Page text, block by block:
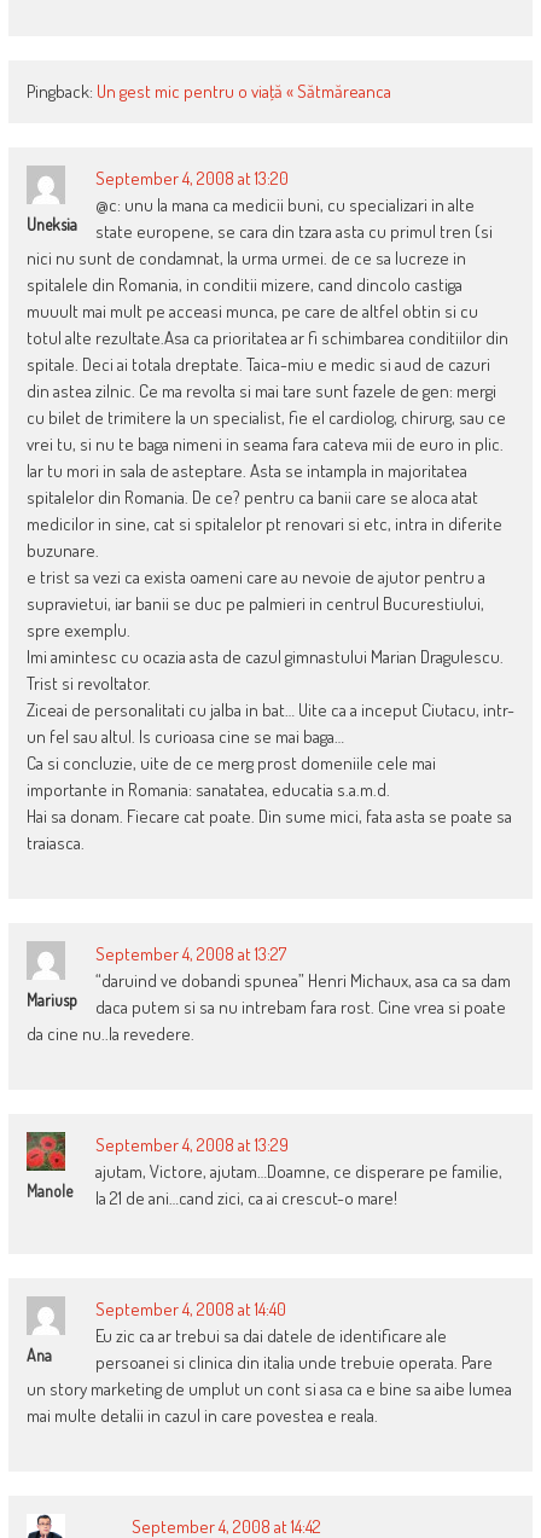
Pingback: Un gest mic pentru o viaţă « Sătmăreanca
Uneksia
September 4, 2008 at 13:20
@c: unu la mana ca medicii buni, cu specializari in alte
state europene, se cara din tzara asta cu primul tren (si
nici nu sunt de condamnat, la urma urmei. de ce sa lucreze in
spitalele din Romania, in conditii mizere, cand dincolo castiga
muuult mai mult pe acceasi munca, pe care de altfel obtin si cu
totul alte rezultate.Asa ca prioritatea ar fi schimbarea conditiilor din
spitale. Deci ai totala dreptate. Taica-miu e medic si aud de cazuri
din astea zilnic. Ce ma revolta si mai tare sunt fazele de gen: mergi
cu bilet de trimitere la un specialist, fie el cardiolog, chirurg, sau ce
vrei tu, si nu te baga nimeni in seama fara cateva mii de euro in plic.
Iar tu mori in sala de asteptare. Asta se intampla in majoritatea
spitalelor din Romania. De ce? pentru ca banii care se aloca atat
medicilor in sine, cat si spitalelor pt renovari si etc, intra in diferite
buzunare.
e trist sa vezi ca exista oameni care au nevoie de ajutor pentru a
supravietui, iar banii se duc pe palmieri in centrul Bucurestiului,
spre exemplu.
Imi amintesc cu ocazia asta de cazul gimnastului Marian Dragulescu.
Trist si revoltator.
Ziceai de personalitati cu jalba in bat… Uite ca a inceput Ciutacu, intr-
un fel sau altul. Is curioasa cine se mai baga…
Ca si concluzie, uite de ce merg prost domeniile cele mai
importante in Romania: sanatatea, educatia s.a.m.d.
Hai sa donam. Fiecare cat poate. Din sume mici, fata asta se poate sa
traiasca.
Mariusp
September 4, 2008 at 13:27
“daruind ve dobandi spunea” Henri Michaux, asa ca sa dam
daca putem si sa nu intrebam fara rost. Cine vrea si poate
da cine nu..la revedere.
Manole
September 4, 2008 at 13:29
ajutam, Victore, ajutam…Doamne, ce disperare pe familie,
la 21 de ani…cand zici, ca ai crescut-o mare!
Ana
September 4, 2008 at 14:40
Eu zic ca ar trebui sa dai datele de identificare ale
persoanei si clinica din italia unde trebuie operata. Pare
un story marketing de umplut un cont si asa ca e bine sa aibe lumea
mai multe detalii in cazul in care povestea e reala.
September 4, 2008 at 14:42